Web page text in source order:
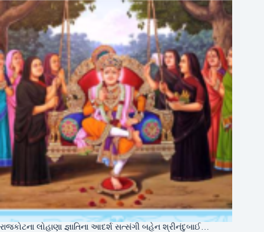
રાજકોટના લોહાણા જ્ઞાતિના આદર્શ સત્સંગી બહેન શ્રીનંદુબાઈ…